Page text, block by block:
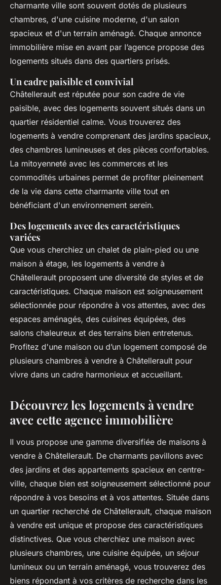
charmante ville sont souvent dotés de plusieurs
chambres, d'une cuisine moderne, d'un salon
spacieux et d'un terrain aménagé. Chaque annonce
immobilière mise en avant par l’agence propose des
logements situés dans des quartiers prisés.
Un cadre paisible et convivial
Châtellerault est réputée pour son cadre de vie
paisible, avec des logements souvent situés dans un
quartier résidentiel calme. Vous trouverez des
logements à vendre comprenant des jardins spacieux,
des chambres lumineuses et des pièces confortables.
La mitoyenneté avec les commerces et les
commodités urbaines permet de profiter pleinement
de la vie dans cette charmante ville tout en
bénéficiant d'un environnement serein.
Des logements avec des caractéristiques
variées
Que vous cherchiez un chalet de plain-pied ou une
maison à étage, les logements à vendre à
Châtellerault proposent une diversité de styles et de
caractéristiques. Chaque maison est soigneusement
sélectionnée pour répondre à vos attentes, avec des
espaces aménagés, des cuisines équipées, des
salons chaleureux et des terrains bien entretenus.
Profitez d'une maison ou d’un logement composé de
plusieurs chambres à vendre à Châtellerault pour
vivre dans un cadre harmonieux et accueillant.
Découvrez les logements à vendre
avec cette agence immobilière
Il vous propose une gamme diversifiée de maisons à
vendre à Châtellerault. De charmants pavillons avec
des jardins et des appartements spacieux en centre-
ville, chaque bien est soigneusement sélectionné pour
répondre à vos besoins et à vos attentes. Située dans
un quartier recherché de Châtellerault, chaque maison
à vendre est unique et propose des caractéristiques
distinctives. Que vous cherchiez une maison avec
plusieurs chambres, une cuisine équipée, un séjour
lumineux ou un terrain aménagé, vous trouverez des
biens répondant à vos critères de recherche dans les